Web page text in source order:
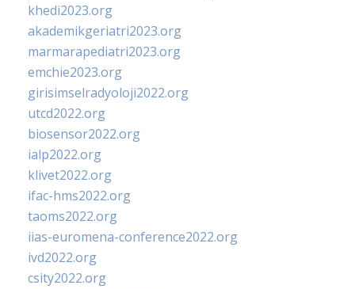
khedi2023.org
akademikgeriatri2023.org
marmarapediatri2023.org
emchie2023.org
girisimselradyoloji2022.org
utcd2022.org
biosensor2022.org
ialp2022.org
klivet2022.org
ifac-hms2022.org
taoms2022.org
iias-euromena-conference2022.org
ivd2022.org
csity2022.org